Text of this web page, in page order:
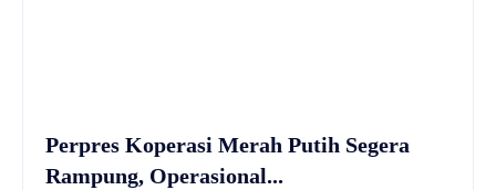
Perpres Koperasi Merah Putih Segera
Rampung, Operasional...